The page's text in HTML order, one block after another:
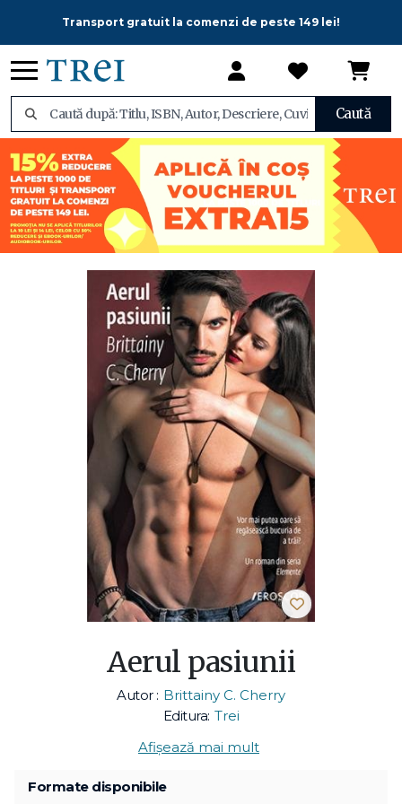
Transport gratuit la comenzi de peste 149 lei!
Caută
Aerul pasiunii
Autor : Brittainy C. Cherry
Editura: Trei
Afișează mai mult
Formate disponibile